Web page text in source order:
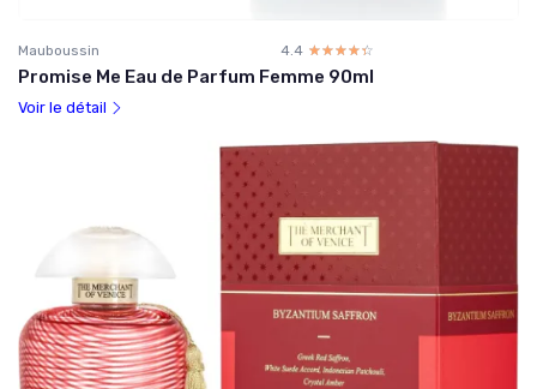
Mauboussin 4.4 ☆☆☆☆☆
★★★★★
Promise Me Eau de Parfum Femme 90ml
Voir le détail